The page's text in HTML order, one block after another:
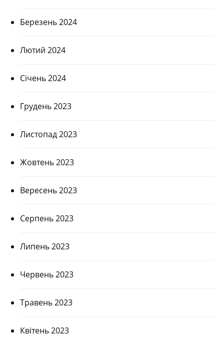
Березень 2024
Лютий 2024
Січень 2024
Грудень 2023
Листопад 2023
Жовтень 2023
Вересень 2023
Серпень 2023
Липень 2023
Червень 2023
Травень 2023
Квітень 2023